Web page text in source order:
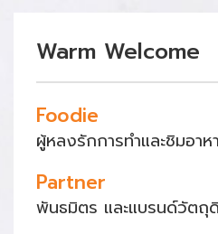
Warm Welcome
Foodie
ผู้หลงรักการทำและชิมอาห
Partner
พันธมิตร และแบรนด์วัตถุ